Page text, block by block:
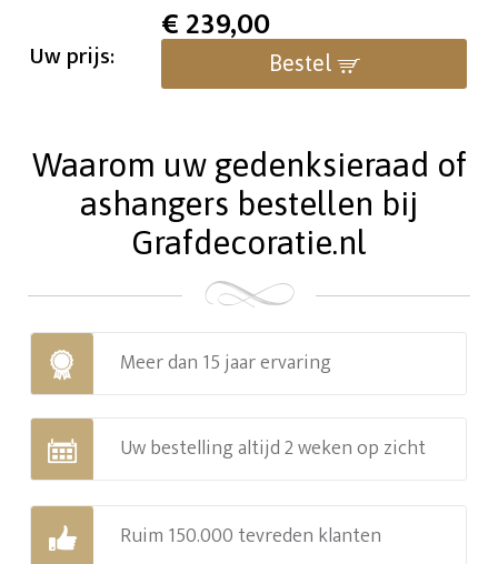
Uw prijs:
€239,00
Bestel
Waarom uw gedenksieraad of
ashangers bestellen bij
Grafdecoratie.nl
Meer dan 15 jaar ervaring
Uw bestelling altijd 2 weken op zicht
Ruim 150.000 tevreden klanten